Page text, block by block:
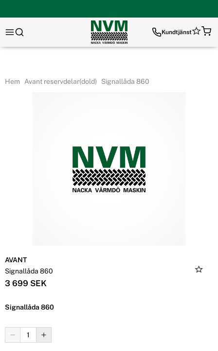
Kundtjänst
Hem Avant reservdelar(dold) Signallåda 860
AVANT
Signallåda 860
3 699 SEK
Signallåda 860